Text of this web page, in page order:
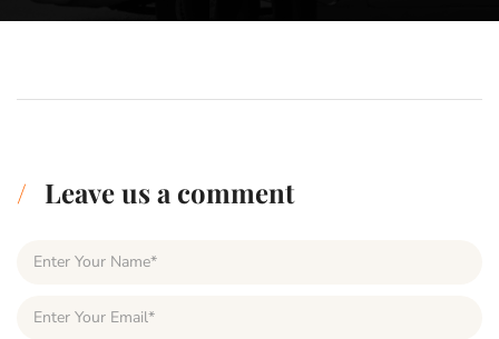
Leave us a comment